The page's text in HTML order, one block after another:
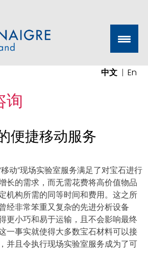
中文 En
GmbH
reliable and fast services to our
询
便捷移动服务
动”现场实验室服务满足了对宝石进行
长的需求，而无需花费将高价值物品
机构所需的同等时间和费用。这之所
经非常笨重又复杂的先进分析设备
更小巧和易于运输，且不会影响最终
一事实就使得大多数宝石材料可以接
并且令执行现场实验室服务成为了可